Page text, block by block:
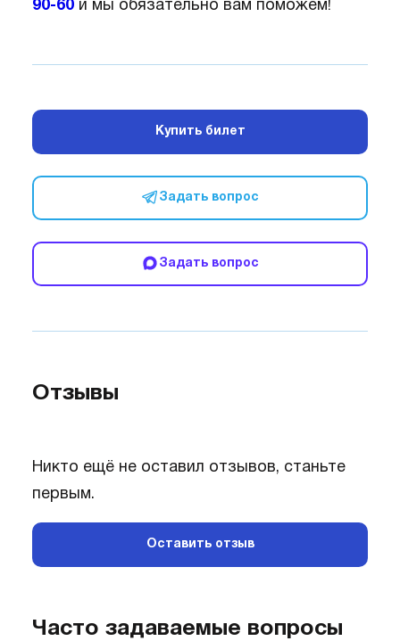
90-60и мы обязательно вам поможем!
Купить билет
Задать вопрос
Задать вопрос
Отзывы
Никто ещё не оставил отзывов, станьте
первым.
Оставить отзыв
Часто задаваемые вопросы